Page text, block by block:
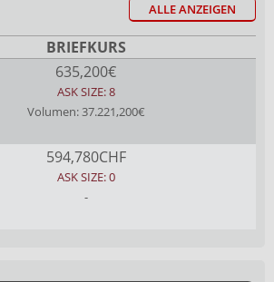
ALLE ANZEIGEN
BRIEFKURS
635,200€
ASK SIZE: 8
Volumen: 37.221,200€
594,780CHF
ASK SIZE: 0
-